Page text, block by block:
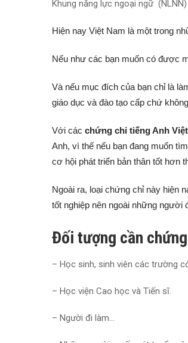
Khung năng lực ngoại ngữ
Hiện nay Việt Nam là một trong
Nếu như các bạn muốn có được
Và nếu mục đích của bạn chỉ là
giáo dục và đào tạo cấp chứ
Với các chứng chỉ tiếng Anh
Anh, vì thế nếu bạn đang muốn
cơ hội phát triển bản thân tốt hơn
Ngoài ra, loại chứng chỉ này hiện
tốt nghiệp nên ngoài những người
Đối tượng cần
– Học sinh, sinh viên các trường
– Học viện Cao học và Tiến sĩ.
– Người đi làm…